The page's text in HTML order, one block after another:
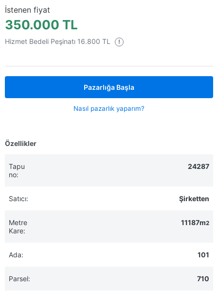
Özellikler
Tapu
no:
24287
Satıcı: Şirketten
Metre
Kare:
11187m2
Ada: 101
Parsel: 710
İstenen fiyat
350.000 TL
Hizmet Bedeli Peşinatı 16.800 TL !
Pazarlığa Başla
Nasıl pazarlık yaparım?